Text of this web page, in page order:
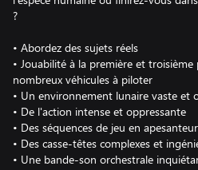
?
• Abordez des sujets réels
• Jouabilité à la première et troisième
nombreux véhicules à piloter
• Un environnement lunaire vaste et
• De l'action intense et oppressante
• Des séquences de jeu en apesanteur
• Des casse-têtes complexes et
• Une bande-son orchestrale